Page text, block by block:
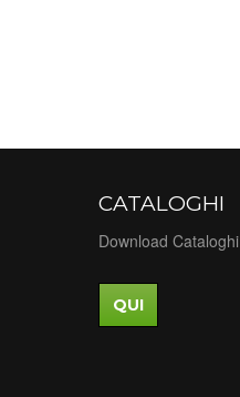
CATALOGHI
Download Cataloghi
QUI